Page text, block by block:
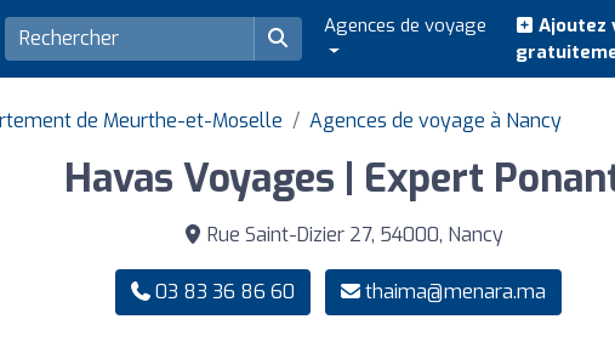
Agences de voyage
Ajoutez
de Meurthe-et-Moselle Agences de voyage à Nancy
Havas Voyages | Expert
Rue Saint-Dizier 27, 54000, Nancy
03 83 36 86 60 thaima@menara.ma